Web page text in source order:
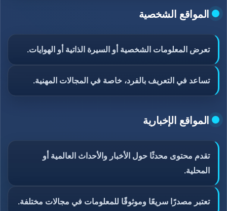
المواقع الشخصية
تعرض المعلومات الشخصية أو السيرة الذاتية أو الهوايات.
تساعد في التعريف بالفرد، خاصة في المجالات المهنية.
المواقع الإخبارية
تقدم محتوى محدثًا حول الأخبار والأحداث العالمية أو
المحلية.
تعتبر مصدرًا سريعًا وموثوقًا للمعلومات في مجالات مختلفة.